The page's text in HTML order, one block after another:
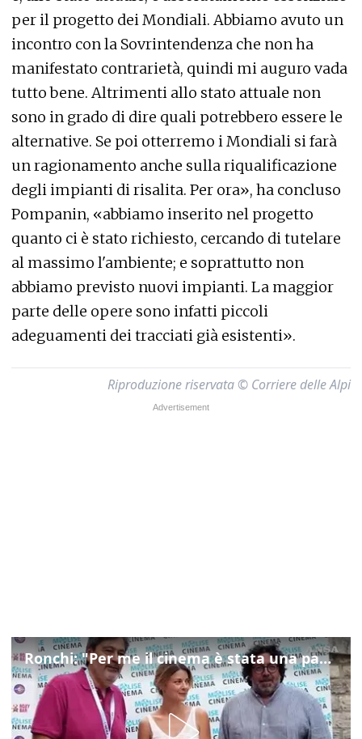
per il progetto dei Mondiali. Abbiamo avuto un
incontro con la Sovrintendenza che non ha
manifestato contrarietà, quindi mi auguro vada
tutto bene. Altrimenti allo stato attuale non
sono in grado di dire quali potrebbero essere le
alternative. Se poi otterremo i Mondiali si farà
un ragionamento anche sulla riqualificazione
degli impianti di risalita. Per ora», ha concluso
Pompanin, «abbiamo inserito nel progetto
quanto ci è stato richiesto, cercando di tutelare
al massimo l'ambiente; e soprattutto non
abbiamo previsto nuovi impianti. La maggior
parte delle opere sono infatti piccoli
adeguamenti dei tracciati già esistenti».
Riproduzione riservata © Corriere delle Alpi
Ronchi: "Per me il cinema è stata una passione, monografia dedicata è un bel regalo"